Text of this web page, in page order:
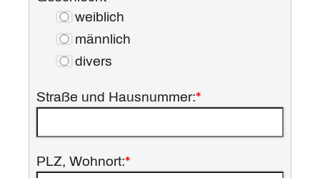
weiblich
männlich
divers
Straße und Hausnummer:*
PLZ, Wohnort:*